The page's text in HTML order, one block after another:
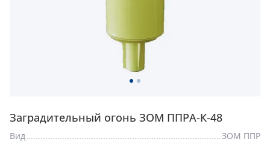
Заградительный огонь ЗОМ ППРА-К-48
Вид
ЗОМ ППР